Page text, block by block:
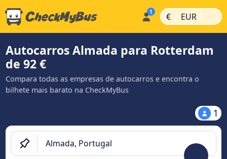
€ | EUR |
Autocarros Almada para Rotterdam
de 92 €
Compara todas as empresas de autocarros e encontra o
bilhete mais barato na CheckMyBus
1